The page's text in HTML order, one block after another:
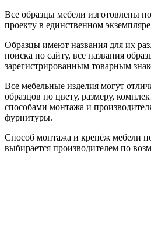
Все образцы мебели изготовлены
проекту в единственном
Образцы имеют названия для их
поиска по сайту, все названия
зарегистрированным товарным
Все мебельные изделия могут
образцов по цвету, размеру,
способами монтажа и
фурнитуры.
Способ монтажа и крепёж мебели
выбирается производителем по